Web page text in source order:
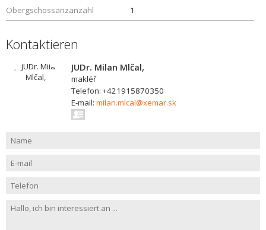
Obergschossanzanzahl
1
Kontaktieren
JUDr. Milan Mlčal,
makléř
Telefon: +421915870350
E-mail: milan.mlcal@xemar.sk